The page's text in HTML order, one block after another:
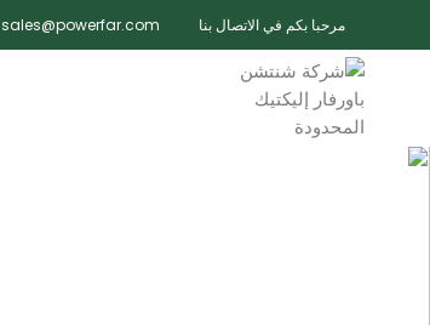
مرحبا بكم في الاتصال بنا sales@powerfar.com